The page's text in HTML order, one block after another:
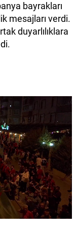
bayrakları
mesajları verdi.
duyarlılıklara